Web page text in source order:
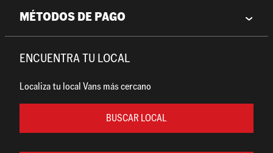
MÉTODOS DE PAGO
ENCUENTRA TU LOCAL
Localiza tu local Vans más cercano
BUSCAR LOCAL